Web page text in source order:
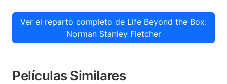
Ver el reparto completo de Life Beyond the Box:
Norman Stanley Fletcher
Películas Similares